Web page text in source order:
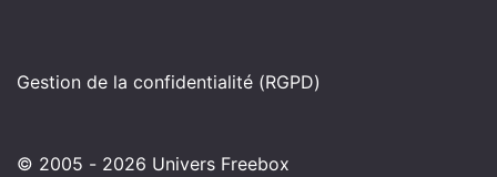
Gestion de la confidentialité (RGPD)
© 2005 - 2026 Univers Freebox